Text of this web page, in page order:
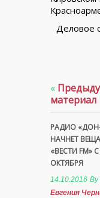
Деловое
«
материал
РАДИО
НАЧНЕТ
«ВЕСТИ FM»
ОКТЯБРЯ
14.10.2016 By
Евгения